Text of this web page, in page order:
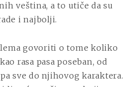
veština, a to utiče da su
i najbolji.
govoriti o tome koliko
rasa pasa poseban, od
sve do njihovog karaktera.